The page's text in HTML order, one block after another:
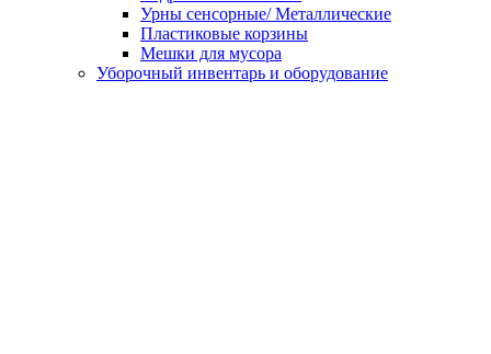
Урны сенсорные/ Металлические
Пластиковые корзины
Мешки для мусора
Уборочный инвентарь и оборудование